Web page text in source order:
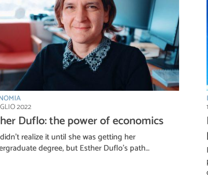
2022
Duflo: the power of economics
realize it until she was getting her
degree, but Esther Duflo’s path…